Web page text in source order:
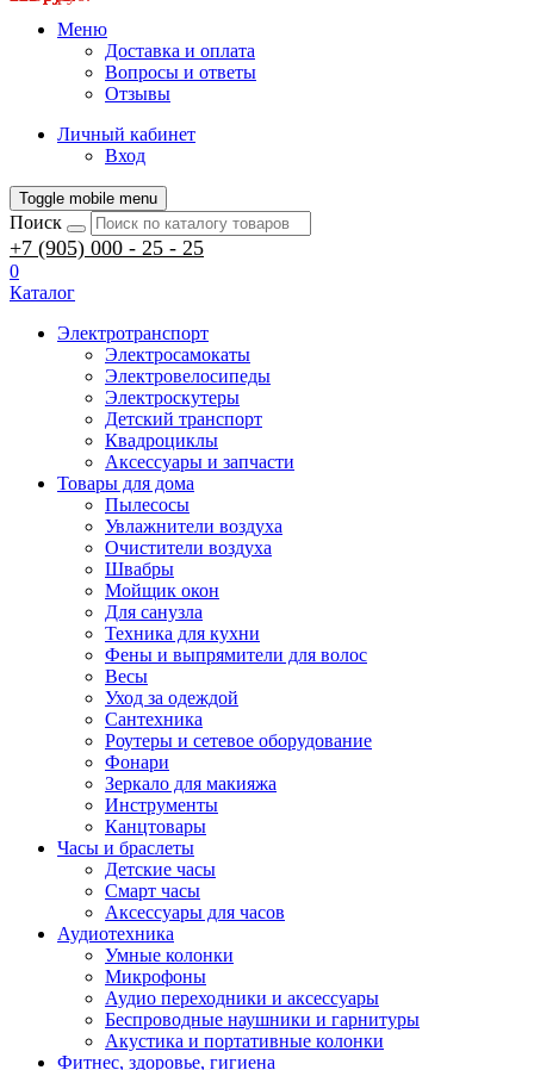
Меню
Доставка и оплата
Вопросы и ответы
Отзывы
Личный кабинет
Вход
Toggle mobile menu
Поиск
+7 (905) 000 - 25 - 25
0
Каталог
Электротранспорт
Электросамокаты
Электровелосипеды
Электроскутеры
Детский транспорт
Квадроциклы
Аксессуары и запчасти
Товары для дома
Пылесосы
Увлажнители воздуха
Очистители воздуха
Швабры
Мойщик окон
Для санузла
Техника для кухни
Фены и выпрямители для волос
Весы
Уход за одеждой
Сантехника
Роутеры и сетевое оборудование
Фонари
Зеркало для макияжа
Инструменты
Канцтовары
Часы и браслеты
Детские часы
Смарт часы
Аксессуары для часов
Аудиотехника
Умные колонки
Микрофоны
Аудио переходники и аксессуары
Беспроводные наушники и гарнитуры
Акустика и портативные колонки
Фитнес, здоровье, гигиена